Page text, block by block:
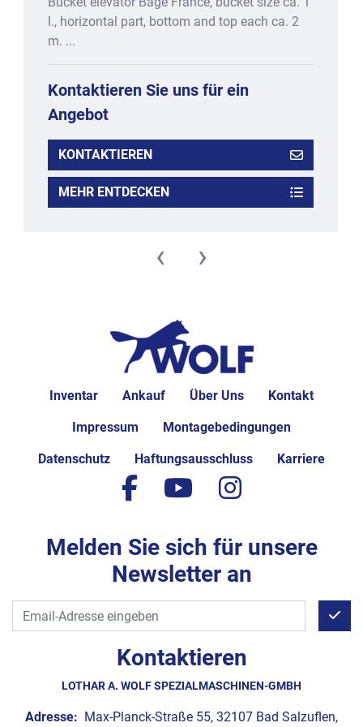
l., horizontal part, bottom and top each ca. 2
m. ...
Kontaktieren Sie uns für ein
Angebot
KONTAKTIEREN
MEHR ENTDECKEN
‹ ›
Inventar Ankauf Über Uns Kontakt
Impressum Montagebedingungen
Datenschutz Haftungsausschluss Karriere
Kontaktieren
LOTHAR A. WOLF SPEZIALMASCHINEN-GMBH
Adresse: Max-Planck-Straße 55, 32107 Bad Salzuflen,
facebook
youtubeinstagram
Melden Sie sich für unsere
Newsletter an